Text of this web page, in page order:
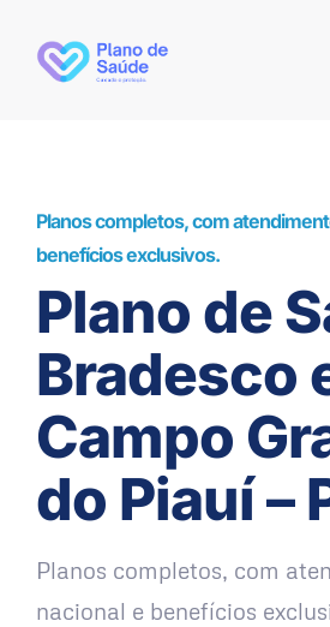
Planos completos, com
benefícios exclusivos.
Plano de
Bradesco
Campo
do Piauí –
Planos completos, com
nacional e benefícios